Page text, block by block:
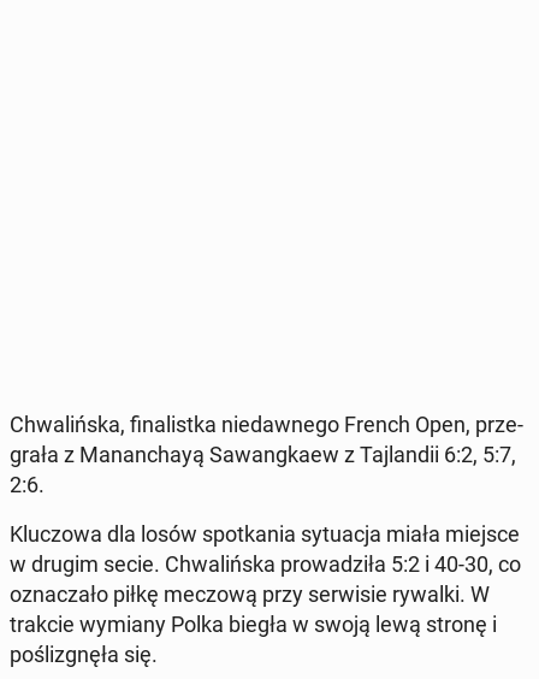
Chwa­liń­ska, fi­na­list­ka nie­daw­ne­go French Open, prze­
gra­ła z Ma­nan­chayą Sa­wang­ka­ew z Taj­lan­dii 6:2, 5:7,
2:6.
Klu­czo­wa dla losów spo­tka­nia sy­tu­acja miała miejsce
w drugim secie. Chwa­liń­ska pro­wa­dzi­ła 5:2 i 40-30, co
ozna­cza­ło piłkę meczową przy ser­wi­sie rywalki. W
trakcie wymiany Polka biegła w swoją lewą stronę i
po­śli­zgnę­ła się.